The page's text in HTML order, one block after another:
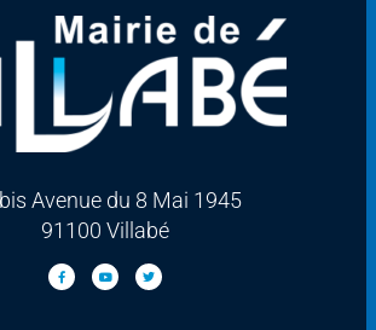
Avenue du 8 Mai 1945
91100 Villabé